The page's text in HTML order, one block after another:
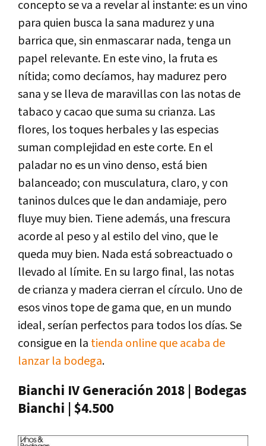
concepto se va a revelar al instante: es un vino
para quien busca la sana madurez y una
barrica que, sin enmascarar nada, tenga un
papel relevante. En este vino, la fruta es
nítida; como decíamos, hay madurez pero
sana y se lleva de maravillas con las notas de
tabaco y cacao que suma su crianza. Las
flores, los toques herbales y las especias
suman complejidad en este corte. En el
paladar no es un vino denso, está bien
balanceado; con musculatura, claro, y con
taninos dulces que le dan andamiaje, pero
fluye muy bien. Tiene además, una frescura
acorde al peso y al estilo del vino, que le
queda muy bien. Nada está sobreactuado o
llevado al límite. En su largo final, las notas
de crianza y madera cierran el círculo. Uno de
esos vinos tope de gama que, en un mundo
ideal, serían perfectos para todos los días. Se
consigue en la tienda online que acaba de
lanzar la bodega.
Bianchi IV Generación 2018 | Bodegas
Bianchi | $4.500